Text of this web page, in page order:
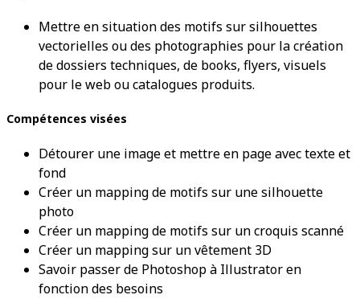
Mettre en situation des motifs sur silhouettes
vectorielles ou des photographies pour la création
de dossiers techniques, de books, flyers, visuels
pour le web ou catalogues produits.
Compétences visées
Détourer une image et mettre en page avec texte et
fond
Créer un mapping de motifs sur une silhouette
photo
Créer un mapping de motifs sur un croquis scanné
Créer un mapping sur un vêtement 3D
Savoir passer de Photoshop à Illustrator en
fonction des besoins